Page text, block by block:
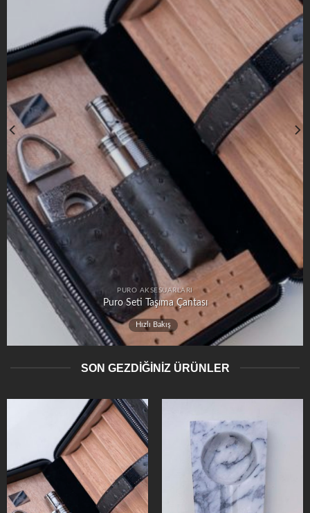
PURO AKSESUARLARI
Puro Seti Taşıma Çantası
Hızlı Bakış
SON GEZDİĞİNİZ ÜRÜNLER